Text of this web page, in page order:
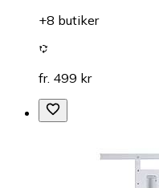
+8 butiker
fr. 499 kr